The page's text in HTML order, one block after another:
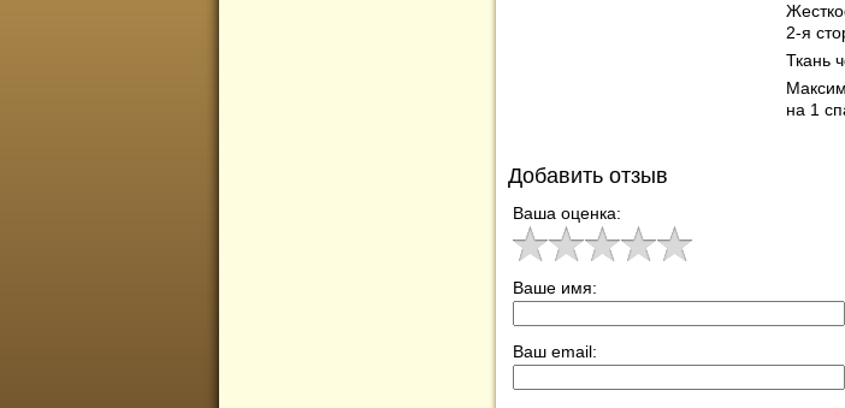
2-я
Ткань
на 1
Добавить отзыв
Ваша оценка:
Ваше имя:
Ваш email: